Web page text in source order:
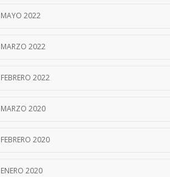
MAYO 2022
MARZO 2022
FEBRERO 2022
MARZO 2020
FEBRERO 2020
ENERO 2020